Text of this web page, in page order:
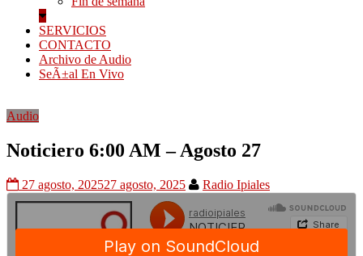
SERVICIOS
CONTACTO
Archivo de Audio
SeÃ±al En Vivo
Audio
Noticiero 6:00 AM – Agosto 27
27 agosto, 202527 agosto, 2025 Radio Ipiales